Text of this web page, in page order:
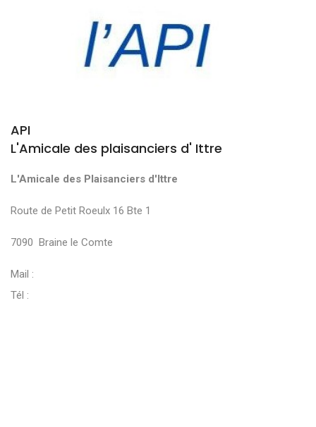
API
L'Amicale des plaisanciers d' Ittre
L'Amicale des Plaisanciers d'Ittre
Route de Petit Roeulx 16 Bte 1
7090 Braine le Comte
Mail :
Tél :